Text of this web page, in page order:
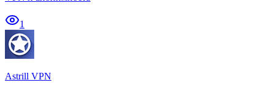
1
Astrill VPN